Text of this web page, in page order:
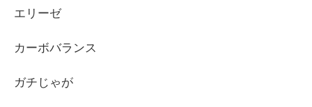
エリーゼ
カーボバランス
ガチじゃが